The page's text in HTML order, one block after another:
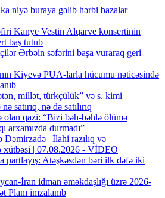
niyə buraya gəlib hərbi bazalar
Kanye Vestin Alqarve konsertinin
baş tutub
Ərbəin səfərini başa vuraraq geri
Kiyevə PUA-larla hücumu nəticəsində
millət, türkçülük” və s. kimi
satırıq, nə də satılırıq
olan qazi: “Bizi bəh-bəhlə ölümə
arxamızda durmadı”
Dəmirzadə | İlahi razılıq və
xütbəsi | 07.08.2026 - VİDEO
partlayış: Atəşkəsdən bəri ilk dəfə iki
İran idman əməkdaşlığı üzrə 2026-
Planı imzalanıb